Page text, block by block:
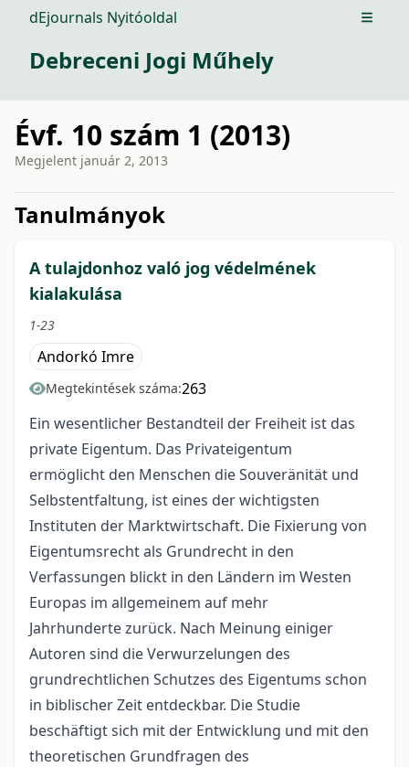
dEjournals Nyitóoldal Open
Debreceni Jogi Műhely
Évf. 10 szám 1 (2013)
Megjelent január 2, 2013
Tanulmányok
A tulajdonhoz való jog védelmének
kialakulása
1-23
Andorkó Imre
Megtekintések száma:263
Ein wesentlicher Bestandteil der Freiheit ist das
private Eigentum. Das Privateigentum
ermöglicht den Menschen die Souveränität und
Selbstentfaltung, ist eines der wichtigsten
Instituten der Marktwirtschaft. Die Fixierung von
Eigentumsrecht als Grundrecht in den
Verfassungen blickt in den Ländern im Westen
Europas im allgemeinem auf mehr
Jahrhunderte zurück. Nach Meinung einiger
Autoren sind die Verwurzelungen des
grundrechtlichen Schutzes des Eigentums schon
in biblischer Zeit entdeckbar. Die Studie
beschäftigt sich mit der Entwicklung und mit den
theoretischen Grundfragen des